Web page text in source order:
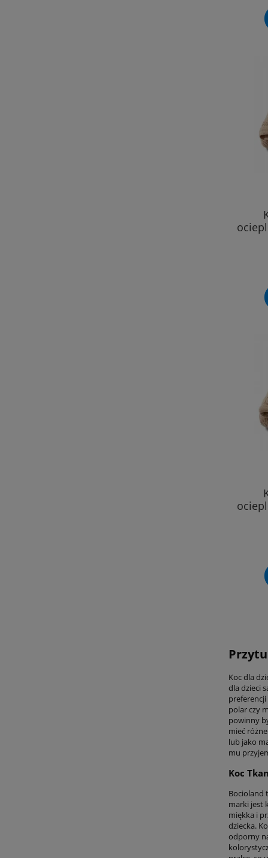
Koc dla
dla dzieci
polar czy
powinny
mieć
lub jako
mu
Koc
Bocioland
marki jest
miękka i
dziecka.
odporny